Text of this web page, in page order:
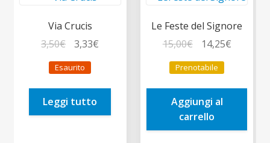
Via Crucis
3,50€
prezzo
originale
era:
3,50€.
3,33€
è:
Esaurito
Leggi tutto
Le Feste del Signore
15,00€
prezzo
originale
era:
15,00€.
14,25€Il
è:
Prenotabile
Aggiungi al
carrello